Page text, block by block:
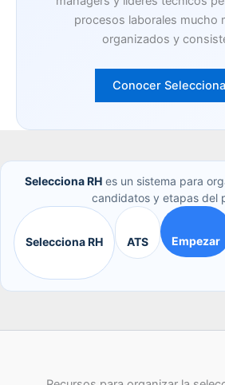
procesos laborales mucho
organizados y
Conocer
Selecciona RHes un sistema para
candidatos y etapas del
Selecciona RH ATS Empezar